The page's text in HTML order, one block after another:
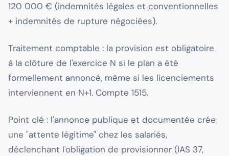
120 000 € (indemnités légales et conventionnelles
+ indemnités de rupture négociées).
Traitement comptable : la provision est obligatoire
à la clôture de l'exercice N si le plan a été
formellement annoncé, même si les licenciements
interviennent en N+1. Compte 1515.
Point clé : l'annonce publique et documentée crée
une "attente légitime" chez les salariés,
déclenchant l'obligation de provisionner (IAS 37,